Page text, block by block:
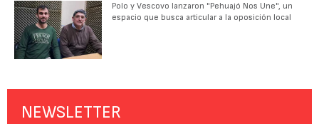
Polo y Vescovo lanzaron "Pehuajó Nos Une", un
espacio que busca articular a la oposición local
NEWSLETTER